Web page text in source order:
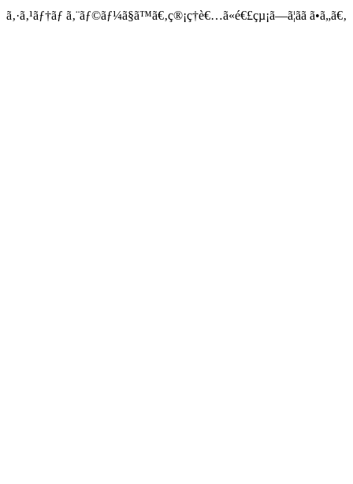
ã‚·ã‚¹ãƒ†ãƒ ã‚¨ãƒ©ãƒ¼ã§ã™ã€‚ç®¡ç†è€…ã«é€£çµ¡ã—ã¦ãã ã•ã„ã€‚